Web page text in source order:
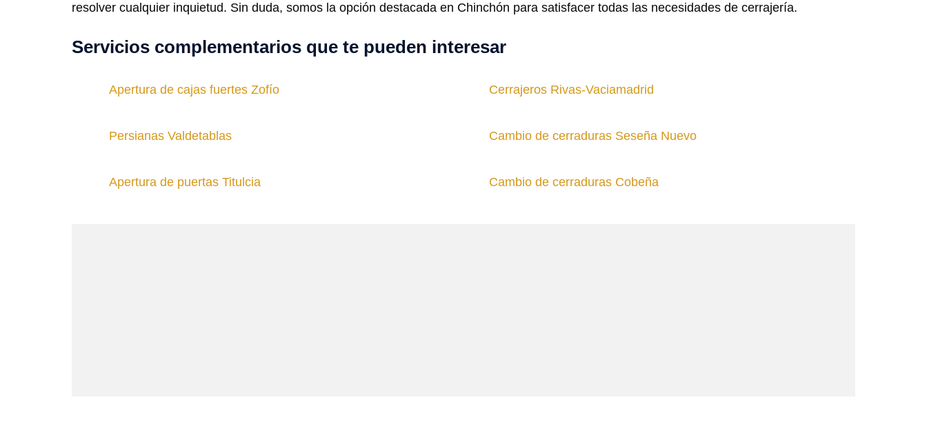
resolver cualquier inquietud. Sin duda, somos la opción destacada en Chinchón para satisfacer todas las necesidades de cerrajería.
Servicios complementarios que te pueden interesar
Apertura de cajas fuertes Zofío Cerrajeros Rivas-Vaciamadrid
Persianas Valdetablas Cambio de cerraduras Seseña Nuevo
Apertura de puertas Titulcia Cambio de cerraduras Cobeña